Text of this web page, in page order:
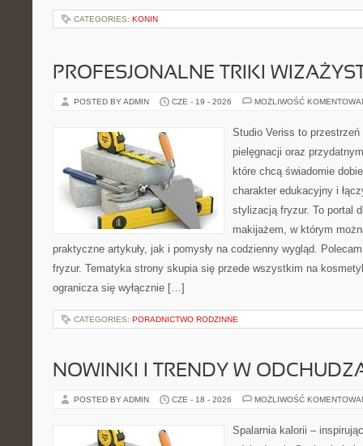
CATEGORIES: KONIN
PROFESJONALNE TRIKI
POSTED BY ADMIN CZE - 19 - 2026 MOŻLIWOŚĆ
Studio Veriss to
pielęgnacji oraz
które chcą świadomie
charakter edukacyjny i
stylizacją fryzur. To portal
makijażem, w którym
praktyczne artykuły, jak i pomysły na codzienny wygląd.
fryzur. Tematyka strony skupia się przede wszystkim na
ogranicza się wyłącznie […]
CATEGORIES: PORADNICTWO RODZINNE
NOWINKI I TRENDY W
POSTED BY ADMIN CZE - 18 - 2026 MOŻLIWOŚĆ
Spalarnia kalorii –